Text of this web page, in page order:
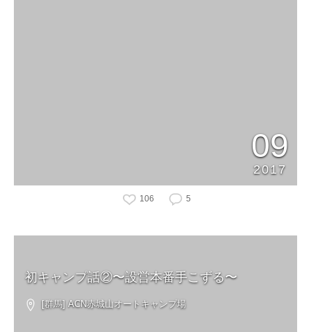
09
2017
106 5
初キャンプ話②〜設営本番手こずる〜
[群馬] ACN赤城山オートキャンプ場